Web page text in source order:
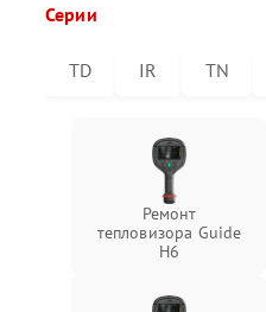
Серии
TD IR TN
Ремонт
тепловизора Guide
H6